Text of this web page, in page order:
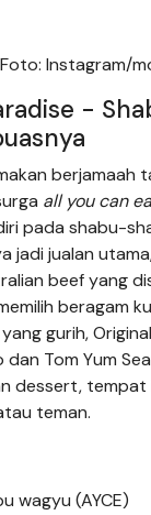
Instagram/
-
berjamaah
all you can
pada shabu-
jadi jualan
beef yang
beragam
gurih,
dan Tom Yum
dessert, tempat
teman.
wagyu (AYCE)